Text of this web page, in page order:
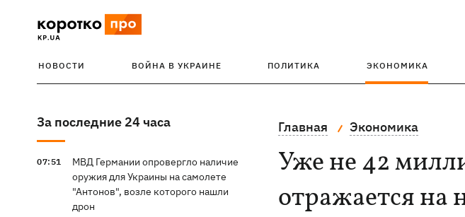
НОВОСТИ ВОЙНА В УКРАИНЕ ПОЛИТИКА ЭКОНОМИКА
За последние 24 часа
07:51
МВД Германии опровергло наличие
оружия для Украины на самолете
"Антонов", возле которого нашли
дрон
Главная Экономика
Уже не 42
отражается